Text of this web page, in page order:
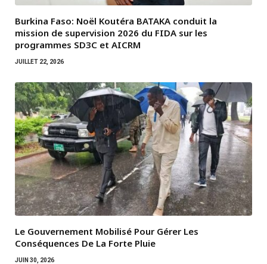
Burkina Faso: Noël Koutéra BATAKA conduit la
mission de supervision 2026 du FIDA sur les
programmes SD3C et AICRM
JUILLET 22, 2026
Le Gouvernement Mobilisé Pour Gérer Les
Conséquences De La Forte Pluie
JUIN 30, 2026